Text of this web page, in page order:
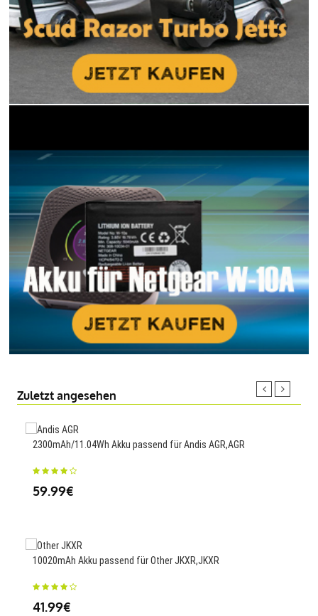
Zuletzt angesehen
2300mAh/11.04Wh Akku passend für Andis AGR,AGR
59.99€
10020mAh Akku passend für Other JKXR,JKXR
41.99€